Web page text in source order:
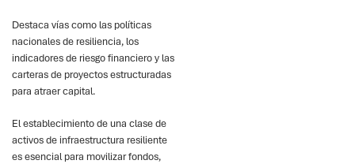
Destaca vías como las políticas
nacionales de resiliencia, los
indicadores de riesgo financiero y las
carteras de proyectos estructuradas
para atraer capital.
El establecimiento de una clase de
activos de infraestructura resiliente
es esencial para movilizar fondos,